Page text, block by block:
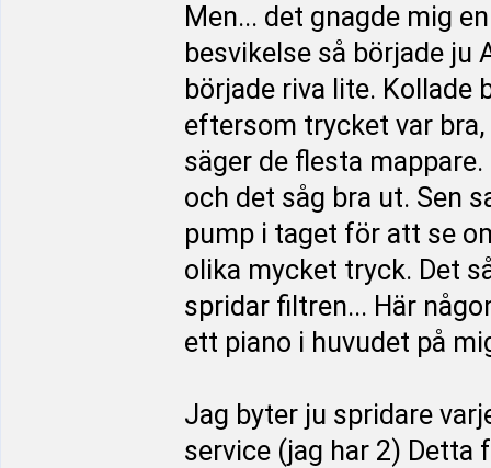
Men... det gnagde mig
besvikelse så började ju
började riva lite. Kollade
eftersom trycket var
säger de flesta
och det såg bra ut. Sen
pump i taget för att se
olika mycket tryck. Det
spridar filtren... Här
ett piano i huvudet på
Jag byter ju spridare
service (jag har 2) Detta